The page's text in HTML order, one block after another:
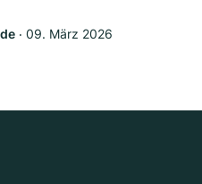
‧ 09. März 2026